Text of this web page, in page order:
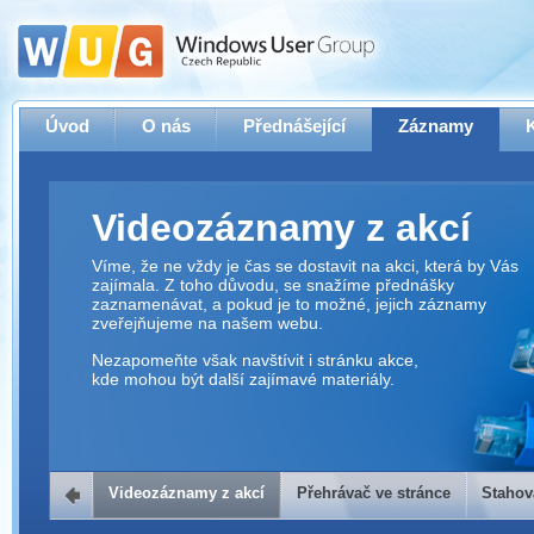
Úvod O nás Přednášející Záznamy
Videozáznamy z akcí
Víme, že ne vždy je čas se dostavit na akci, která by Vás
zajímala. Z toho důvodu, se snažíme přednášky
zaznamenávat, a pokud je to možné, jejich záznamy
zveřejňujeme na našem webu.
Nezapomeňte však navštívit i stránku akce,
kde mohou být další zajímavé materiály.
Přehrávač ve stránce
Videozáznamy z akcí Přehrávač ve stránce